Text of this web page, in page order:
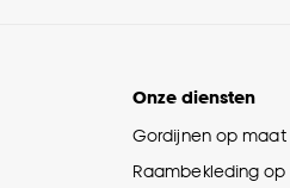
Onze diensten
Gordijnen op maat
Raambekleding